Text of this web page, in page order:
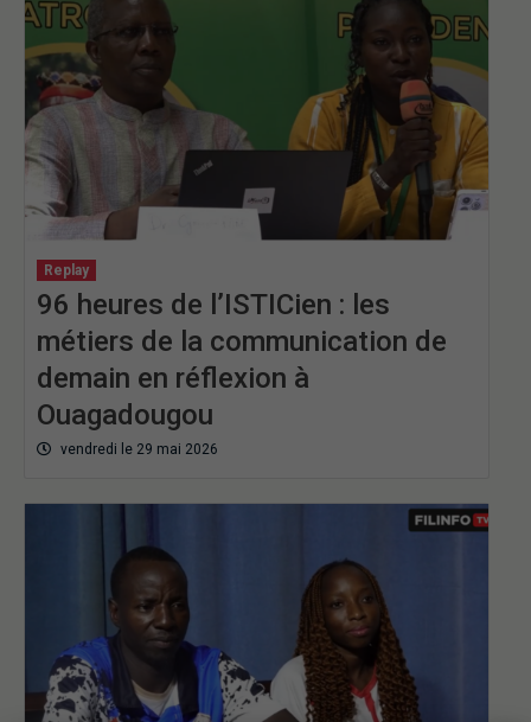
Replay
96 heures de l’ISTICien : les
métiers de la communication de
demain en réflexion à
Ouagadougou
vendredi le 29 mai 2026